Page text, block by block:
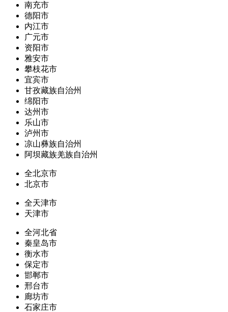
南充市
德阳市
内江市
广元市
资阳市
雅安市
攀枝花市
宜宾市
甘孜藏族自治州
绵阳市
达州市
乐山市
泸州市
凉山彝族自治州
阿坝藏族羌族自治州
全北京市
北京市
全天津市
天津市
全河北省
秦皇岛市
衡水市
保定市
邯郸市
邢台市
廊坊市
石家庄市